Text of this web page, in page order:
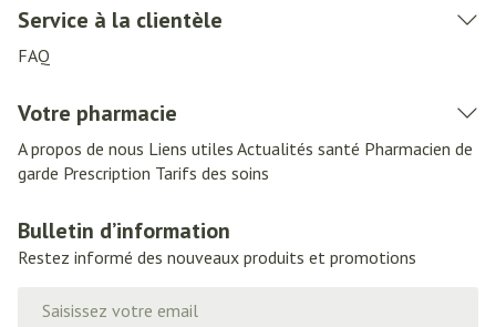
Service à la clientèle
FAQ
Votre pharmacie
A propos de nous Liens utiles Actualités santé Pharmacien de
garde Prescription Tarifs des soins
Bulletin d’information
Restez informé des nouveaux produits et promotions